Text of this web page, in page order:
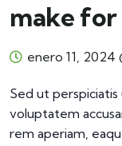
make
enero 11, 2024
Sed ut
voluptatem
rem aperiam,